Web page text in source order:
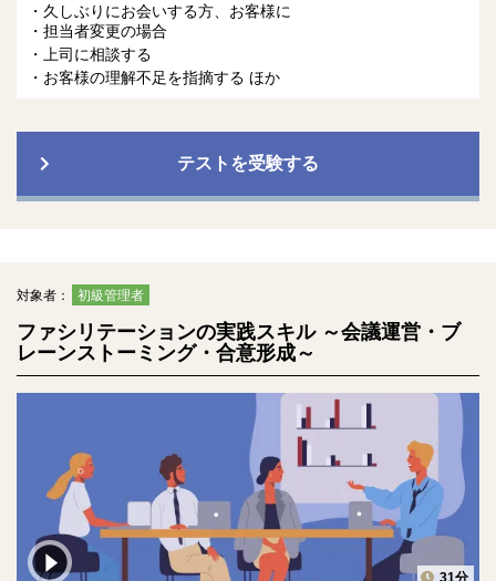
久しぶりにお会いする方、お客様に
担当者変更の場合
上司に相談する
お客様の理解不足を指摘する ほか
テストを受験する
ファシリテーションの実践スキル ～会議運営・ブ
レーンストーミング・合意形成～
対象者： 初級管理者
31分